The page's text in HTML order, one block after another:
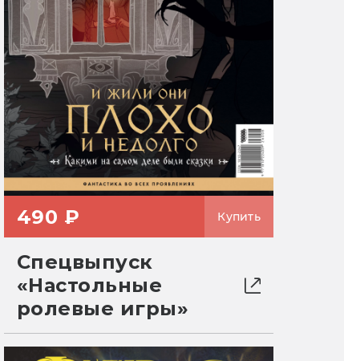
490 ₽ Купить
Спецвыпуск
«Настольные
ролевые игры»